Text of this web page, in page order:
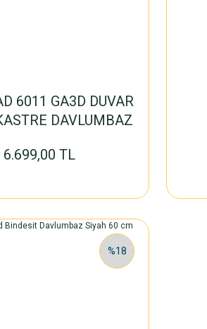
6011 GA3D DUVAR
DAVLUMBAZ
6.699,00 TL
%18